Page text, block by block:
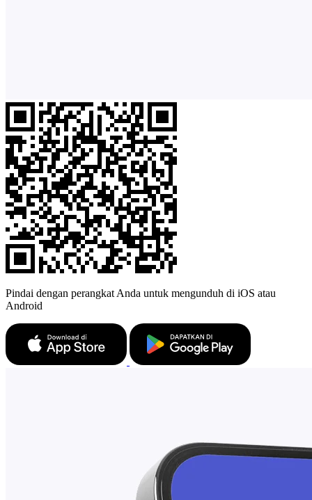
Pindai dengan perangkat Anda untuk mengunduh di iOS atau
Android